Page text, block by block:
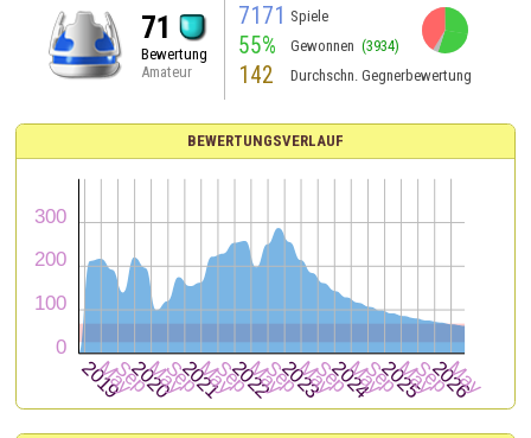
71
Bewertung
Amateur
7171 Spiele
55% Gewonnen (3934)
142 Durchschn. Gegnerbewertung
BEWERTUNGSVERLAUF